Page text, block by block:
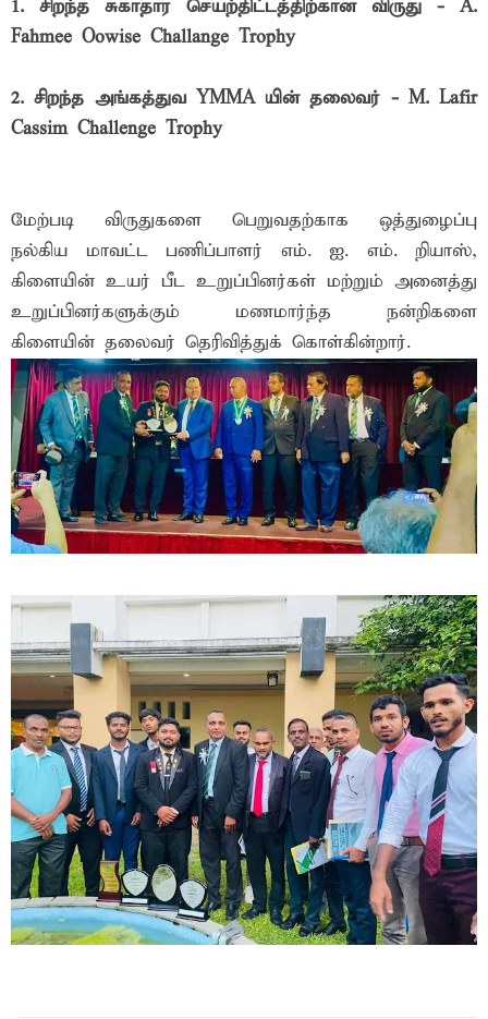
1. சிறந்த சுகாதார செயற்திட்டத்திற்கான விருது - A.
Fahmee Oowise Challange Trophy
2. சிறந்த அங்கத்துவ YMMA யின் தலைவர் - M. Lafir
Cassim Challenge Trophy
மேற்படி விருதுகளை பெறுவதற்காக ஒத்துழைப்பு
நல்கிய மாவட்ட பணிப்பாளர் எம். ஐ. எம். றியாஸ்,
கிளையின் உயர் பீட உறுப்பினர்கள் மற்றும் அனைத்து
உறுப்பினர்களுக்கும் மணமார்ந்த நன்றிகளை
கிளையின் தலைவர் தெரிவித்துக் கொள்கின்றார்.